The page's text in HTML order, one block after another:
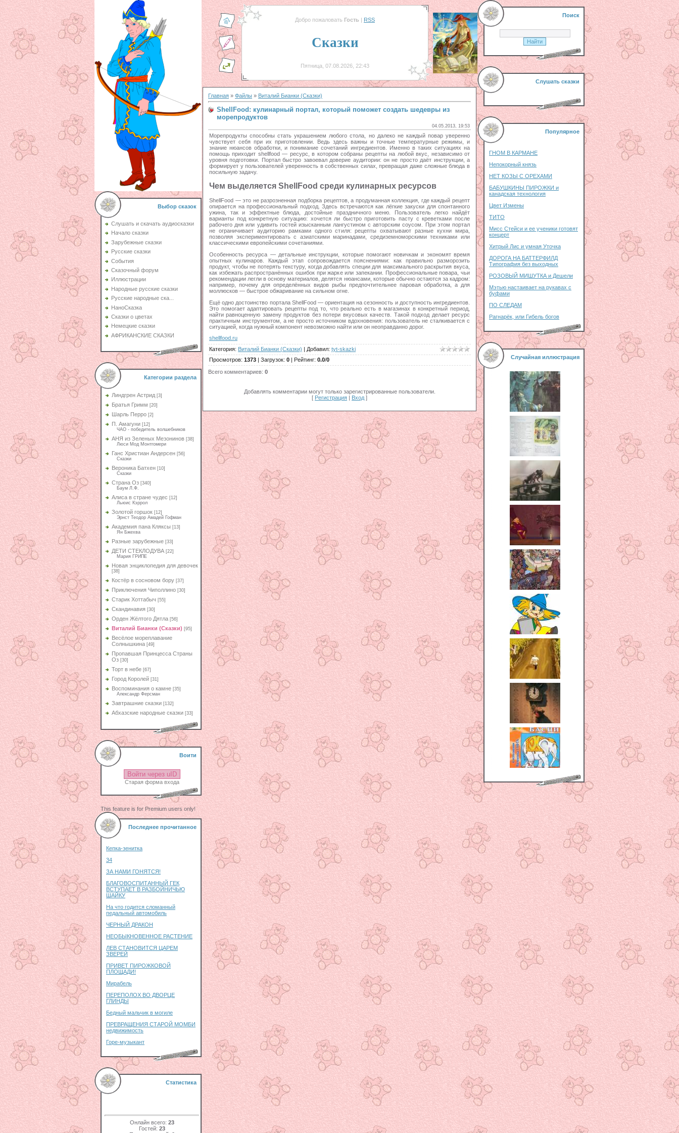
Выбор сказок
Слушать и скачать аудиосказки
Начало сказки
Зарубежные сказки
Русские сказки
События
Сказочный форум
Иллюстрации
Народные русские сказки
Русские народные ска...
НаноСказка
Сказки о цветах
Немецкие сказки
АФРИКАНСКИЕ СКАЗКИ
Категории раздела
Линдгрен Астрид [3]
Братья Гримм [20]
Шарль Перро [2]
П. Амагуни [12]
ЧАО - победитель волшебников
АНЯ из Зеленых Мезонинов [38]
Люси Мод Монтгомери
Ганс Христиан Андерсен [56]
Сказки
Вероника Батхен [10]
Сказки
Страна Оз [340]
Баум Л.Ф.
Алиса в стране чудес [12]
Льюис Кэррол
Золотой горшок [12]
Эрнст Теодор Амадей Гофман
Академия пана Кляксы [13]
Ян Бжехва
Разные зарубежные [33]
ДЕТИ СТЕКЛОДУВА [22]
Мария ГРИПЕ
Новая энциклопедия для девочек
[38]
Костёр в сосновом бору [37]
Приключения Чиполлино [30]
Старик Хоттабыч [55]
Скандинавия [30]
Орден Жёлтого Дятла [56]
Виталий Бианки (Сказки) [95]
Весёлое мореплавание
Солнышкина [49]
Пропавшая Принцесса Страны
Оз [30]
Торт в небе [67]
Город Королей [31]
Воспоминания о камне [35]
Александр Ферсман
Завтрашние сказки [132]
Абхазские народные сказки [33]
Воити
Войти через uID
Старая форма входа
This feature is for Premium users only!
Последнее прочитанное
Кепка-зенитка
34
ЗА НАМИ ГОНЯТСЯ!
БЛАГОВОСПИТАННЫЙ ГЕК
ВСТУПАЕТ В РАЗБОЙНИЧЬЮ
ШАЙКУ
На что годится сломанный
педальный автомобиль
ЧЕРНЫЙ ДРАКОН
НЕОБЫКНОВЕННОЕ РАСТЕНИЕ
ЛЕВ СТАНОВИТСЯ ЦАРЕМ
ЗВЕРЕЙ
ПРИВЕТ ПИРОЖКОВОЙ
ПЛОЩАДИ!
Мирабель
ПЕРЕПОЛОХ ВО ДВОРЦЕ
ГЛИНДЫ
Бедный мальчик в могиле
ПРЕВРАЩЕНИЯ СТАРОЙ МОМБИ
недвижимость
Горе-музыкант
Статистика
Онлайн всего: 23
Гостей: 23
Добро пожаловать Гость | RSS
Сказки
Пятница, 07.08.2026, 22:43
Главная » Файлы » Виталий Бианки (Сказки)
ShellFood: кулинарный портал, который поможет создать шедевры из
морепродуктов
04.05.2013, 19:53
Морепродукты способны стать украшением любого стола, но далеко не каждый повар уверенно
чувствует себя при их приготовлении. Ведь здесь важны и точные температурные режимы, и
знание нюансов обработки, и понимание сочетаний ингредиентов. Именно в таких ситуациях на
помощь приходит shellfood — ресурс, в котором собраны рецепты на любой вкус, независимо от
уровня подготовки. Портал быстро завоевал доверие аудитории: он не просто даёт инструкции, а
формирует у пользователей уверенность в собственных силах, превращая даже сложные блюда в
посильную задачу.
Чем выделяется ShellFood среди кулинарных ресурсов
ShellFood — это не разрозненная подборка рецептов, а продуманная коллекция, где каждый рецепт
опирается на профессиональный подход. Здесь встречаются как лёгкие закуски для спонтанного
ужина, так и эффектные блюда, достойные праздничного меню. Пользователь легко найдёт
варианты под конкретную ситуацию: хочется ли быстро приготовить пасту с креветками после
рабочего дня или удивить гостей изысканным лангустином с авторским соусом. При этом портал
не ограничивает аудиторию рамками одного стиля: рецепты охватывают разные кухни мира,
позволяя экспериментировать с азиатскими маринадами, средиземноморскими техниками или
классическими европейскими сочетаниями.
Особенность ресурса — детальные инструкции, которые помогают новичкам и экономят время
опытных кулинаров. Каждый этап сопровождается пояснениями: как правильно разморозить
продукт, чтобы не потерять текстуру, когда добавлять специи для максимального раскрытия вкуса,
как избежать распространённых ошибок при жарке или запекании. Профессиональные повара, чьи
рекомендации легли в основу материалов, делятся нюансами, которые обычно остаются за кадром:
например, почему для определённых видов рыбы предпочтительнее паровая обработка, а для
моллюсков — быстрое обжаривание на сильном огне.
Ещё одно достоинство портала ShellFood — ориентация на сезонность и доступность ингредиентов.
Это помогает адаптировать рецепты под то, что реально есть в магазинах в конкретный период,
найти равноценную замену продуктов без потери вкусовых качеств. Такой подход делает ресурс
практичным инструментом, а не просто источником вдохновения: пользователь не сталкивается с
ситуацией, когда нужный компонент невозможно найти или он неоправданно дорог.
shellfood.ru
Категория: Виталий Бианки (Сказки) | Добавил: tyt-skazki
Просмотров: 1373 | Загрузок: 0 | Рейтинг: 0.0/0
Всего комментариев: 0
Добавлять комментарии могут только зарегистрированные пользователи.
[ Регистрация | Вход ]
Поиск
Слушать сказки
Популярное
ГНОМ В КАРМАНЕ
Непокорный князь
НЕТ КОЗЫ С ОРЕХАМИ
БАБУШКИНЫ ПИРОЖКИ и
канадская технология
Цвет Измены
ТИТО
Мисс Стейси и ее ученики готовят
концерт
Хитрый Лис и умная Уточка
ДОРОГА НА БАТТЕРФИЛД
Типография без выходных
РОЗОВЫЙ МИШУТКА и Дешели
Мэтью настаивает на рукавах с
буфами
ПО СЛЕДАМ
Рагнарёк, или Гибель богов
Случайная иллюстрация